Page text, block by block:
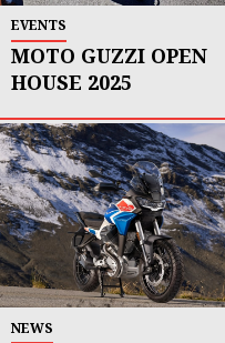
EVENTS
MOTO GUZZI OPEN
HOUSE 2025
NEWS